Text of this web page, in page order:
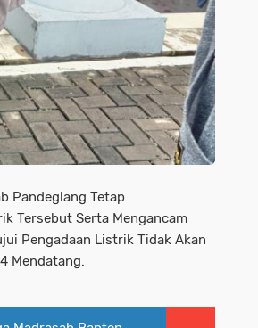
Pandeglang Tetap
Tersebut Serta Mengancam
Pengadaan Listrik Tidak Akan
Mendatang.